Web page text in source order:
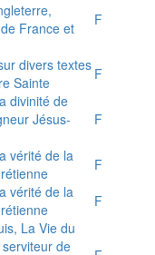
France et
F
divers textes
Sainte
F
divinité de
Jésus-
F
vérité de la
F
vérité de la
F
La Vie du
de